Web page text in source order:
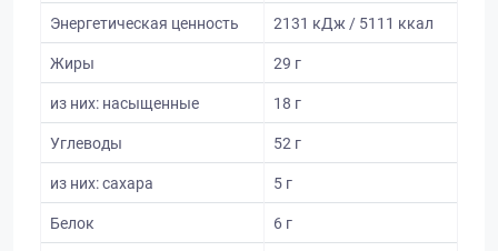
Энергетическая ценность
2131 кДж / 5111 ккал
Жиры
29 г
из них: насыщенные
18 г
Углеводы
52 г
из них: сахара
5 г
Белок
6 г